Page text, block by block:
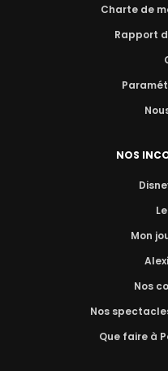
Charte de
Rapport
NOS
Mon
Nos
Nos
Que faire à